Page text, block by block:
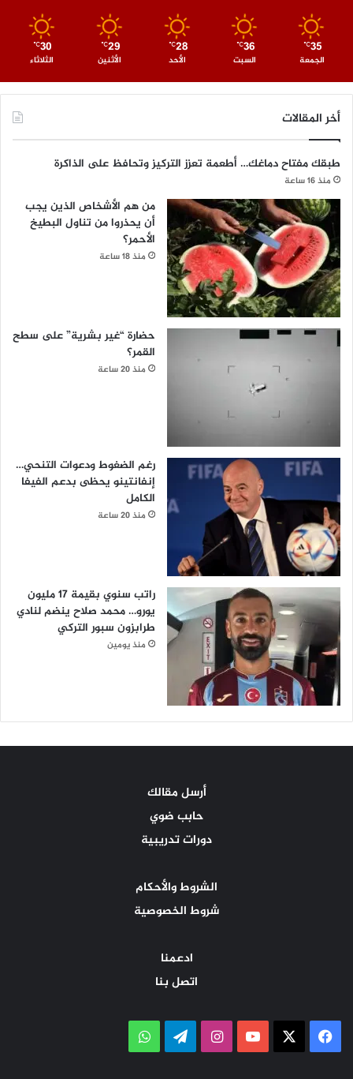
35
℃
الجمعة
36
℃
السبت
28
℃
الأحد
29
℃
الأثنين
30
℃
الثلاثاء
أخر المقالات
طبقك مفتاح دماغك… أطعمة تعزز التركيز وتحافظ على الذاكرة
منذ 16 ساعة
من هم الأشخاص الذين يجب
أن يحذروا من تناول البطيخ
الأحمر؟
منذ 18 ساعة
حضارة “غير بشرية” على سطح
القمر؟
منذ 20 ساعة
رغم الضغوط ودعوات التنحي…
إنفانتينو يحظى بدعم الفيفا
الكامل
منذ 20 ساعة
راتب سنوي بقيمة 17 مليون
يورو… محمد صلاح ينضم لنادي
طرابزون سبور التركي
منذ يومين
أرسل مقالك
حابب ضوي
دورات تدريبية
الشروط والأحكام
شروط الخصوصية
ادعمنا
اتصل بنا
فيسبوك ‫YouTubeانستقرامتيلقرامواتساب